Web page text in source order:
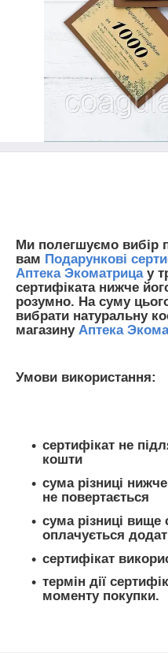
Ми полегшуємо вибір
вам Подарункові
Аптека Экоматрицау
сертифіката нижче
розумно. На суму
вибрати натуральну
магазину Аптека
Умови використання:
сертифікат не
кошти
сума різниці
не повертається
сума різниці вище
оплачується
сертифікат
термін дії
моменту покупки.